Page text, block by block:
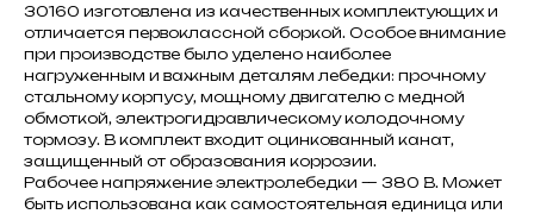
30160 изготовлена из качественных комплектующих и
отличается первоклассной сборкой. Особое внимание
при производстве было уделено наиболее
нагруженным и важным деталям лебедки: прочному
стальному корпусу, мощному двигателю с медной
обмоткой, электрогидравлическому колодочному
тормозу. В комплект входит оцинкованный канат,
защищенный от образования коррозии.
Рабочее напряжение электролебедки — 380 В. Может
быть использована как самостоятельная единица или